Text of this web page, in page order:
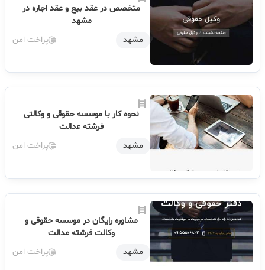
متخصص در عقد بیع و عقد اجاره در
مشهد
مشهد
پراخت امن
نحوه کار با موسسه حقوقی و وکالتی
فرشته عدالت
مشهد
پراخت امن
مشاوره رایگان در موسسه حقوقی و
وکالت فرشته عدالت
مشهد
پراخت امن